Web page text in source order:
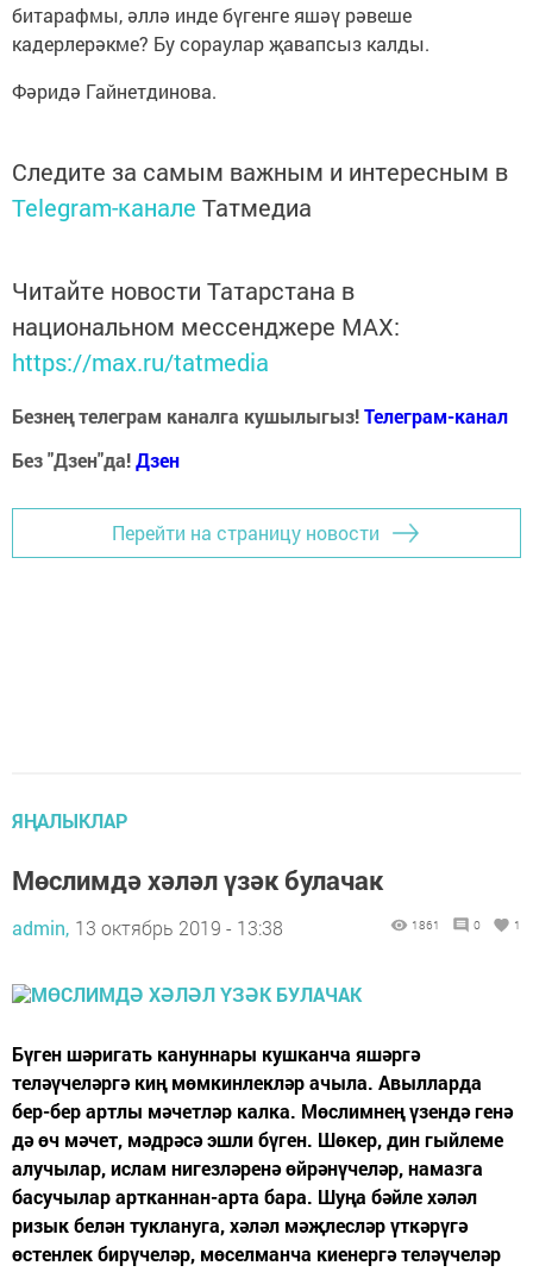
битарафмы, әллә инде бүгенге яшәү рәвеше
кадерлерәкме? Бу сораулар җавапсыз калды.
Фәридә Гайнетдинова.
Следите за самым важным и интересным в
Telegram-канале Татмедиа
Читайте новости Татарстана в
национальном мессенджере MАХ:
https://max.ru/tatmedia
Безнең телеграм каналга кушылыгыз!Телеграм-канал
Без "Дзен"да!Дзен
Перейти на страницу новости
ЯҢАЛЫКЛАР
Мөслимдә хәләл үзәк булачак
admin, 13 октябрь 2019 - 13:38 1861 0 1
Бүген шәригать кануннары кушканча яшәргә
теләүчеләргә киң мөмкинлекләр ачыла. Авылларда
бер-бер артлы мәчетләр калка. Мөслимнең үзендә генә
дә өч мәчет, мәдрәсә эшли бүген. Шөкер, дин гыйлеме
алучылар, ислам нигезләренә өйрәнүчеләр, намазга
басучылар артканнан-арта бара. Шуңа бәйле хәләл
ризык белән туклануга, хәләл мәҗлесләр үткәрүгә
өстенлек бирүчеләр, мөселманча киенергә теләүчеләр